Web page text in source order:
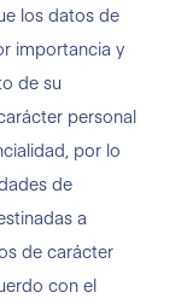
los datos de
importancia y
de su
personal
por lo
de
a
de carácter
con el